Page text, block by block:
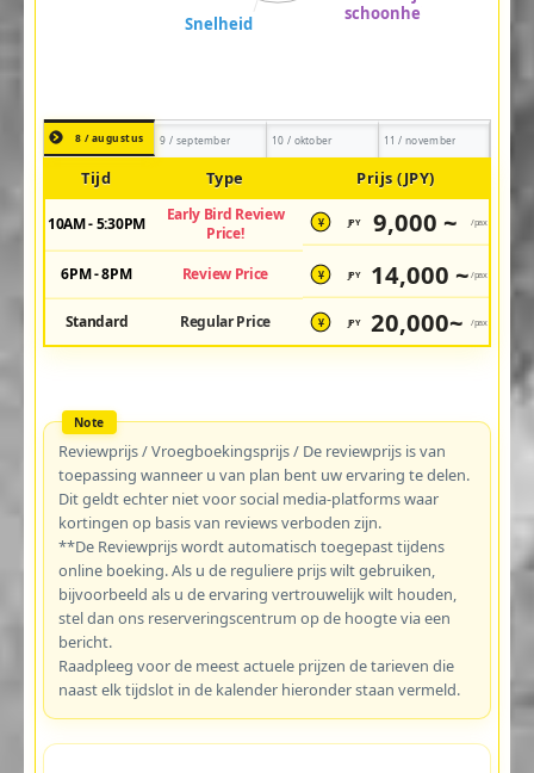
8 / augustus 9 / september 10 / oktober 11 / november
Tijd Type Prijs (JPY)
10AM - 5:30PM
Early Bird Review
Price!
¥ JPY 9,000 ~ /pax
6PM - 8PM Review Price ¥ JPY 14,000 ~ /pax
Standard Regular Price ¥ JPY 20,000~ /pax
Reviewprijs / Vroegboekingsprijs / De reviewprijs is van
toepassing wanneer u van plan bent uw ervaring te delen.
Dit geldt echter niet voor social media-platforms waar
kortingen op basis van reviews verboden zijn.
**De Reviewprijs wordt automatisch toegepast tijdens
online boeking. Als u de reguliere prijs wilt gebruiken,
bijvoorbeeld als u de ervaring vertrouwelijk wilt houden,
stel dan ons reserveringscentrum op de hoogte via een
bericht.
Raadpleeg voor de meest actuele prijzen de tarieven die
naast elk tijdslot in de kalender hieronder staan vermeld.